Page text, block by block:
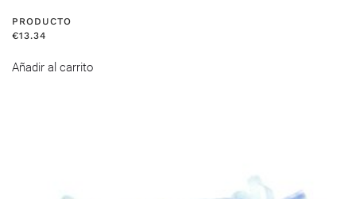
PRODUCTO
€13.34
Añadir al carrito